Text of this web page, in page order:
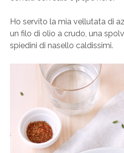
Ho servito la mia vellutata di
un filo di olio a crudo, una
spiedini di nasello caldissimi.